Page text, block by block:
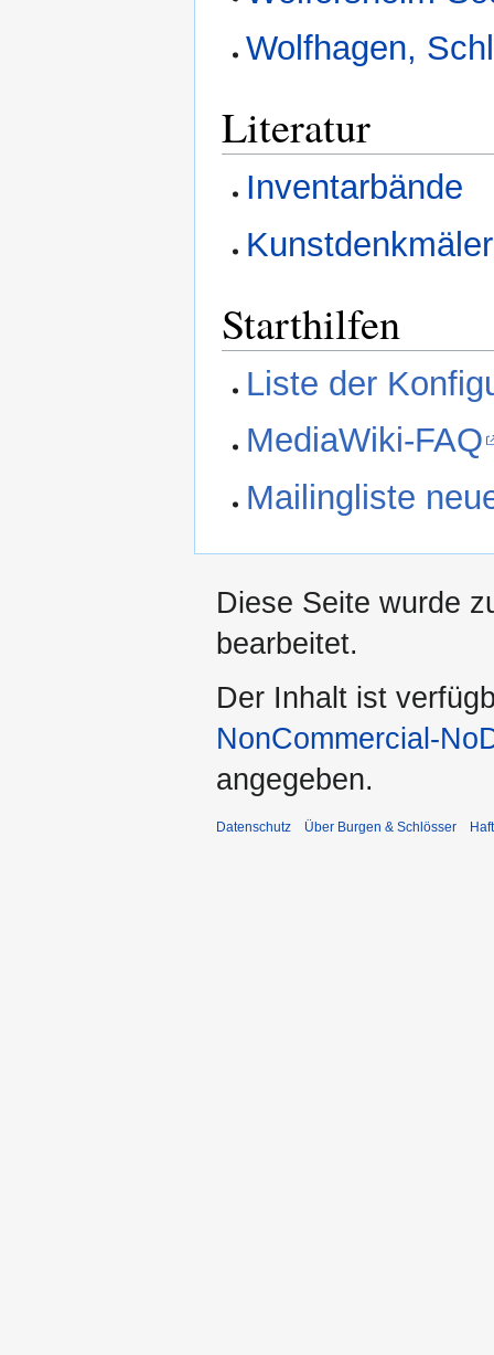
Wolfhagen,
Literatur
Inventarbände
Starthilfen
Liste der
MediaWiki-FAQ
Mailingliste
Diese Seite wurde
bearbeitet.
Der Inhalt ist
NonCommercial-
angegeben.
Datenschutz Über Burgen & Schlösser